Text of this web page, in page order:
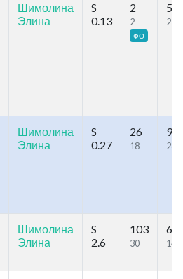
Шимолина
Элина
S
0.13
2
2
ФО
5
2
Шимолина
Элина
S
0.27
26
18
96
28
Шимолина
Элина
S
2.6
103
30 145